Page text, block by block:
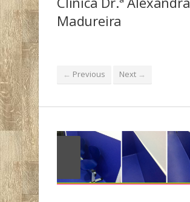
Madureira
← Previous Next →